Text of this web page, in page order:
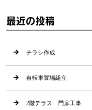
最近の投稿
チラシ作成
自転車置場組立
2階テラス 門扉工事